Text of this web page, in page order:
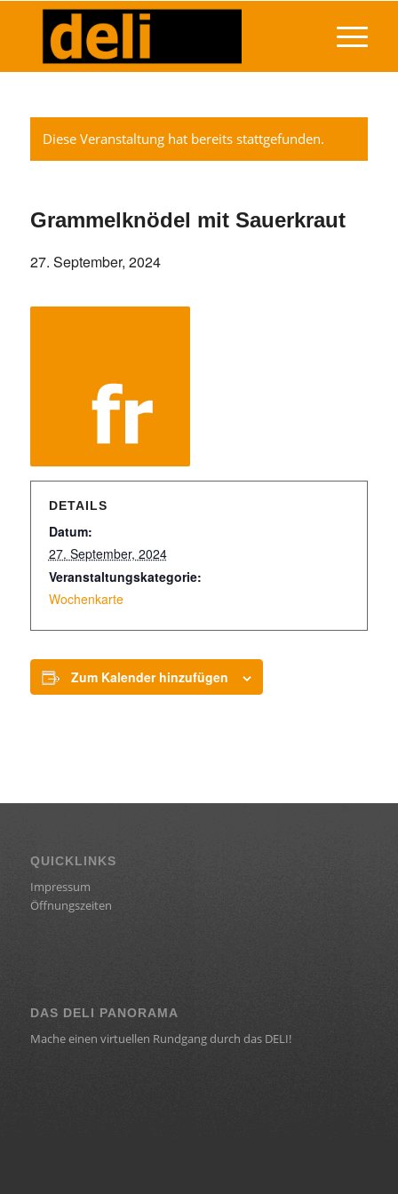
Diese Veranstaltung hat bereits stattgefunden.
Grammelknödel mit Sauerkraut
27. September, 2024
DETAILS
Datum:
27. September, 2024
Veranstaltungskategorie:
Wochenkarte
Zum Kalender hinzufügen
QUICKLINKS
Impressum
Öffnungszeiten
DAS DELI PANORAMA
Mache einen virtuellen Rundgang durch das DELI!